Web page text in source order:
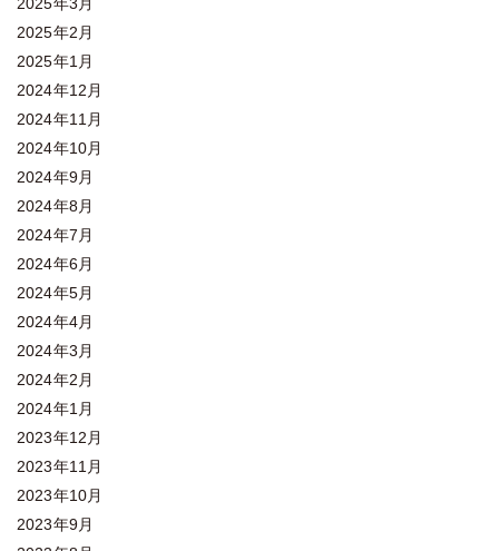
2025年2月
2025年1月
2024年12月
2024年11月
2024年10月
2024年9月
2024年8月
2024年7月
2024年6月
2024年5月
2024年4月
2024年3月
2024年2月
2024年1月
2023年12月
2023年11月
2023年10月
2023年9月